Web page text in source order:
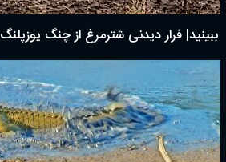
ببینید| فرار دیدنی شترمرغ از چنگ یوزپلنگ